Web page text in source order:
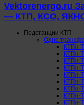
Vektorenergo.ru
— КТП, КСО,
Подстанции КТП
Одно
КТПн-
КТПн-
КТПн-
КТПн-
КТПн-
КТПн-
КТПн-
КТПн-
КТПн-